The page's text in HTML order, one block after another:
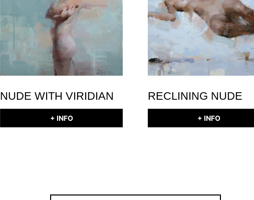
NUDE WITH VIRIDIAN
+ INFO
RECLINING NUDE
+ INFO